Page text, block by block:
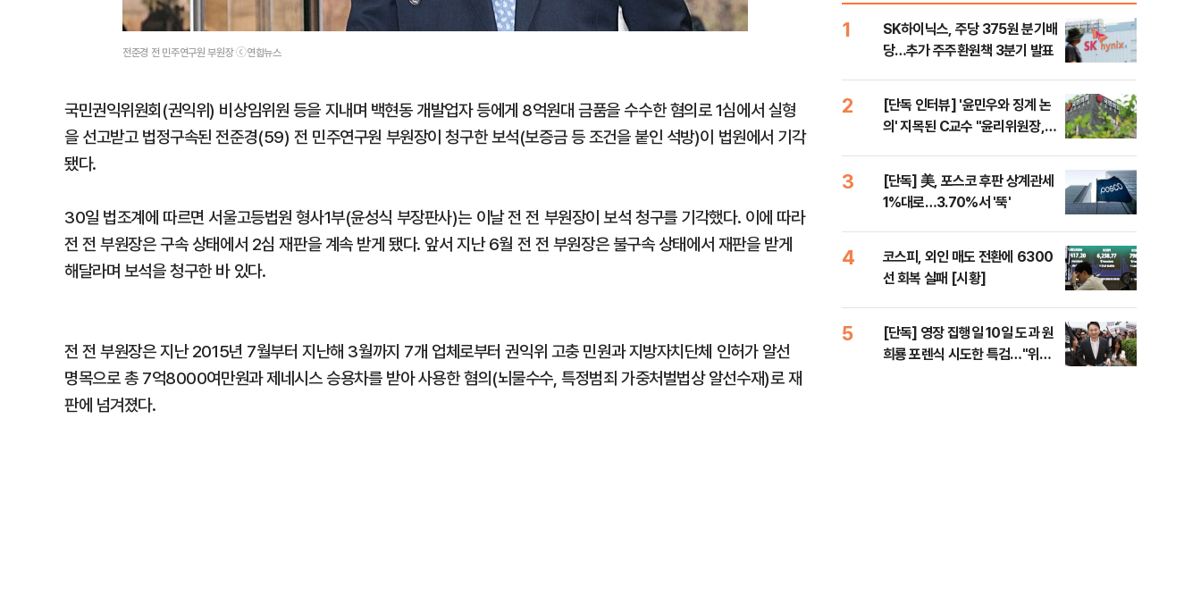
전준경 전 민주연구원 부원장 ⓒ연합뉴스
국민권익위원회(권익위) 비상임위원 등을 지내며 백현동 개발업자 등에게 8억원대 금품을 수수한 혐의로 1심에서 실형
을 선고받고 법정구속된 전준경(59) 전 민주연구원 부원장이 청구한 보석(보증금 등 조건을 붙인 석방)이 법원에서 기각
됐다.
30일 법조계에 따르면 서울고등법원 형사1부(윤성식 부장판사)는 이날 전 전 부원장이 보석 청구를 기각했다. 이에 따라
전 전 부원장은 구속 상태에서 2심 재판을 계속 받게 됐다. 앞서 지난 6월 전 전 부원장은 불구속 상태에서 재판을 받게
해달라며 보석을 청구한 바 있다.
전 전 부원장은 지난 2015년 7월부터 지난해 3월까지 7개 업체로부터 권익위 고충 민원과 지방자치단체 인허가 알선
명목으로 총 7억8000여만원과 제네시스 승용차를 받아 사용한 혐의(뇌물수수, 특정범죄 가중처벌법상 알선수재)로 재
판에 넘겨졌다.
1
SK하이닉스, 주당 375원 분기배
당…추가 주주환원책 3분기 발표
2
[단독 인터뷰] '윤민우와 징계 논
의' 지목된 C교수 "윤리위원장,
3
[단독] 美, 포스코 후판 상계관세
1%대로…3.70%서 '뚝'
4
코스피, 외인 매도 전환에 6300
선 회복 실패 [시황]
5
[단독] 영장 집행일 10일 도과 원
희룡 포렌식 시도한 특검…"위법